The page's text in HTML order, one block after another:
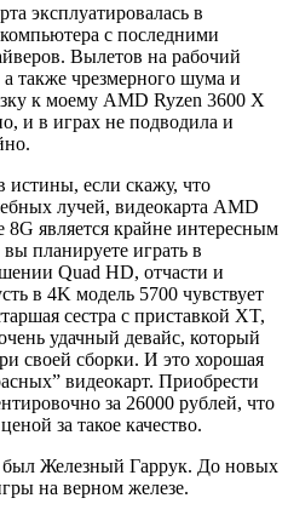
эксплуатировалась в
с последними
Вылетов на рабочий
также чрезмерного шума и
к моему AMD Ryzen 3600 Х
и в играх не подводила и
если скажу, что
лучей, видеокарта AMD
8G является крайне интересным
планируете играть в
Quad HD, отчасти и
в 4K модель 5700 чувствует
сестра с приставкой XT,
удачный девайс, который
своей сборки. И это хорошая
видеокарт. Приобрести
за 26000 рублей, что
за такое качество.
Железный Гаррук. До новых
на верном железе.